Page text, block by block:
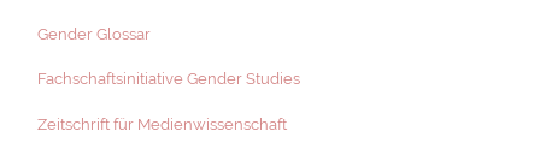
Gender Glossar
Fachschaftsinitiative Gender Studies
Zeitschrift für Medienwissenschaft